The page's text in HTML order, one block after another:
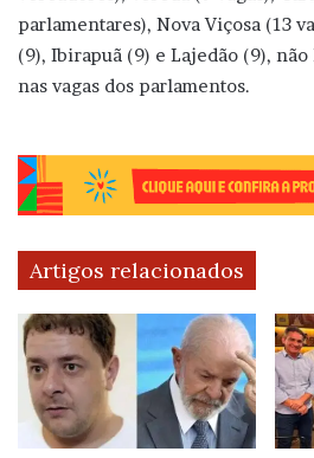
parlamentares), Nova Viçosa (13
(9), Ibirapuã (9) e Lajedão (9),
nas vagas dos parlamentos.
Artigos relacionados